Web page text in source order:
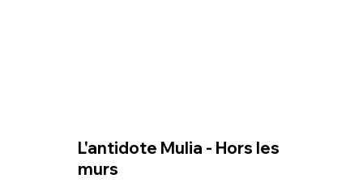
L'antidote Mulia - Hors les
murs